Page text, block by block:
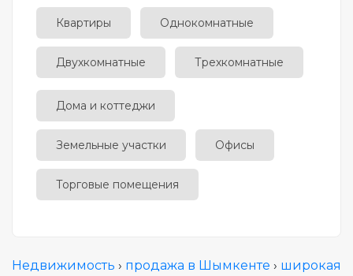
Квартиры Однокомнатные
Двухкомнатные Трехкомнатные
Дома и коттеджи
Земельные участки Офисы
Торговые помещения
Недвижимость › продажа в Шымкенте › широкая